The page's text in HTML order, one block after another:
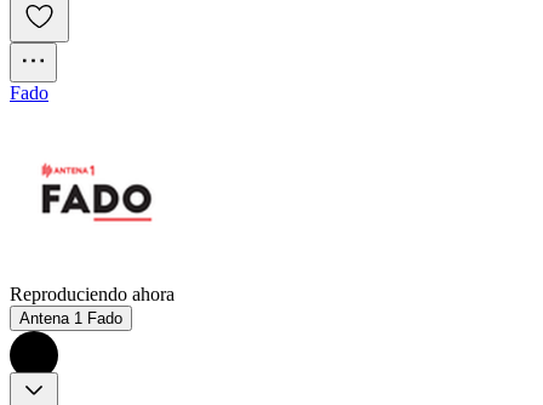
Fado
Reproduciendo ahora
Antena 1 Fado